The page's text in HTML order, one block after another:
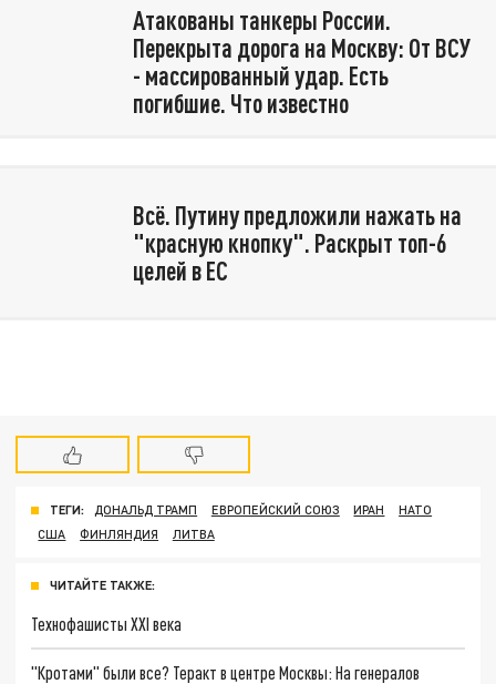
Атакованы танкеры России.
Перекрыта дорога на Москву: От ВСУ
- массированный удар. Есть
погибшие. Что известно
Всё. Путину предложили нажать на
"красную кнопку". Раскрыт топ-6
целей в ЕС
ТЕГИ: ДОНАЛЬД ТРАМП ЕВРОПЕЙСКИЙ СОЮЗ ИРАН
НАТО
США
ФИНЛЯНДИЯ ЛИТВА
ЧИТАЙТЕ ТАКЖЕ:
Технофашисты XXI века
"Кротами" были все? Теракт в центре Москвы: На генералов